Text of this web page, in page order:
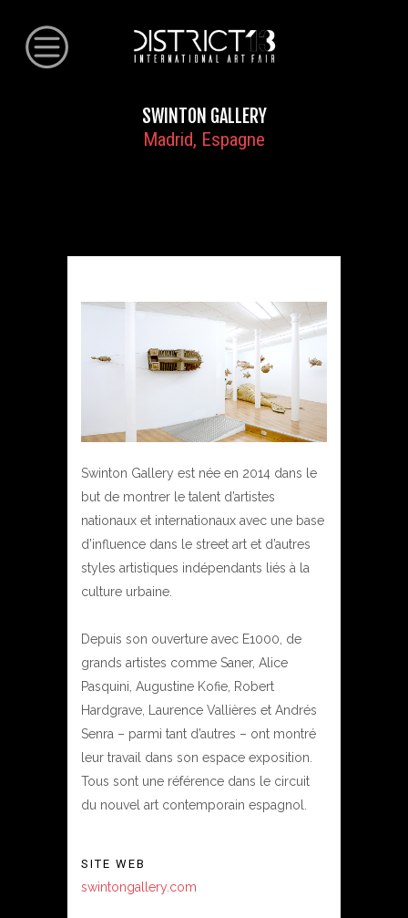
SWINTON GALLERY
Madrid, Espagne
Swinton Gallery est née en 2014 dans le
but de montrer le talent d’artistes
nationaux et internationaux avec une base
d’influence dans le street art et d’autres
styles artistiques indépendants liés à la
culture urbaine.
Depuis son ouverture avec E1000, de
grands artistes comme Saner, Alice
Pasquini, Augustine Kofie, Robert
Hardgrave, Laurence Vallières et Andrés
Senra – parmi tant d’autres – ont montré
leur travail dans son espace exposition.
Tous sont une référence dans le circuit
du nouvel art contemporain espagnol.
SITE WEB
swintongallery.com